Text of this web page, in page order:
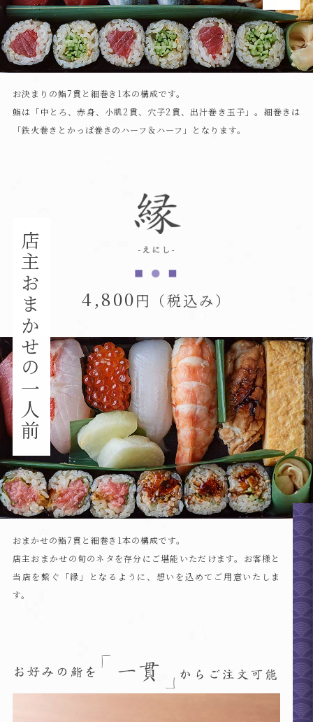
お決まりの鮨7貫と細巻き1本の構成です。
鮨は「中とろ、赤身、小肌2貫、穴子2貫、出汁巻き玉子」。 細巻きは
「鉄火巻きとかっぱ巻きのハーフ＆ハーフ」となります。
4,800円（税込み）
店主おまかせの一人前
おまかせの鮨7貫と細巻き1本の構成です。
店主おまかせの旬のネタを存分にご堪能いただけます。 お客様と
当店を繋ぐ「縁」となるように、想いを込めてご用意いたしま
す。